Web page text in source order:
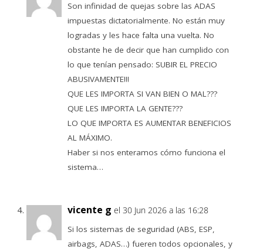
Son infinidad de quejas sobre las ADAS
impuestas dictatorialmente. No están muy
logradas y les hace falta una vuelta. No
obstante he de decir que han cumplido con
lo que tenían pensado: SUBIR EL PRECIO
ABUSIVAMENTE!!!
QUE LES IMPORTA SI VAN BIEN O MAL???
QUE LES IMPORTA LA GENTE???
LO QUE IMPORTA ES AUMENTAR BENEFICIOS
AL MÁXIMO.
Haber si nos enteramos cómo funciona el
sistema…
vicente g el 30 Jun 2026 a las 16:28
Si los sistemas de seguridad (ABS, ESP,
airbags, ADAS…) fueren todos opcionales, y